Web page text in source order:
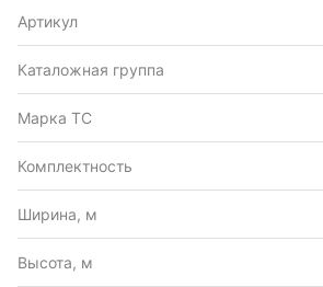
Артикул
Каталожная группа
Марка ТС
Комплектность
Ширина, м
Высота, м